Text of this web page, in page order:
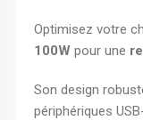
Ramette Chemise
Boîte Archive
Optimisez votre
100W pour une
Son design
périphériques